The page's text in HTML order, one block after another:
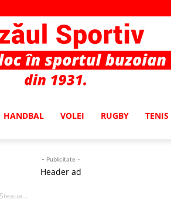
HANDBAL VOLEI RUGBY
- Publicitate -
Header ad